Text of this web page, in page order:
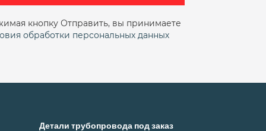
кнопку Отправить, вы принимаете
обработки персональных данных
Детали трубопровода под заказ